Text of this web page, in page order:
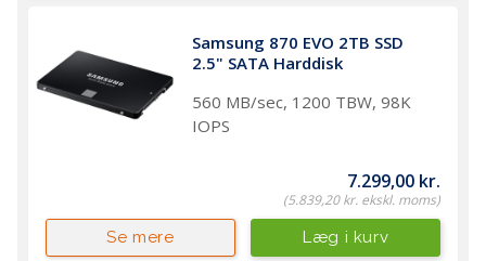
Samsung 870 EVO 2TB SSD
2.5" SATA Harddisk
560 MB/sec, 1200 TBW, 98K
IOPS
7.299,00 kr.
(5.839,20 kr. ekskl. moms)
Læg i kurv
Se mere